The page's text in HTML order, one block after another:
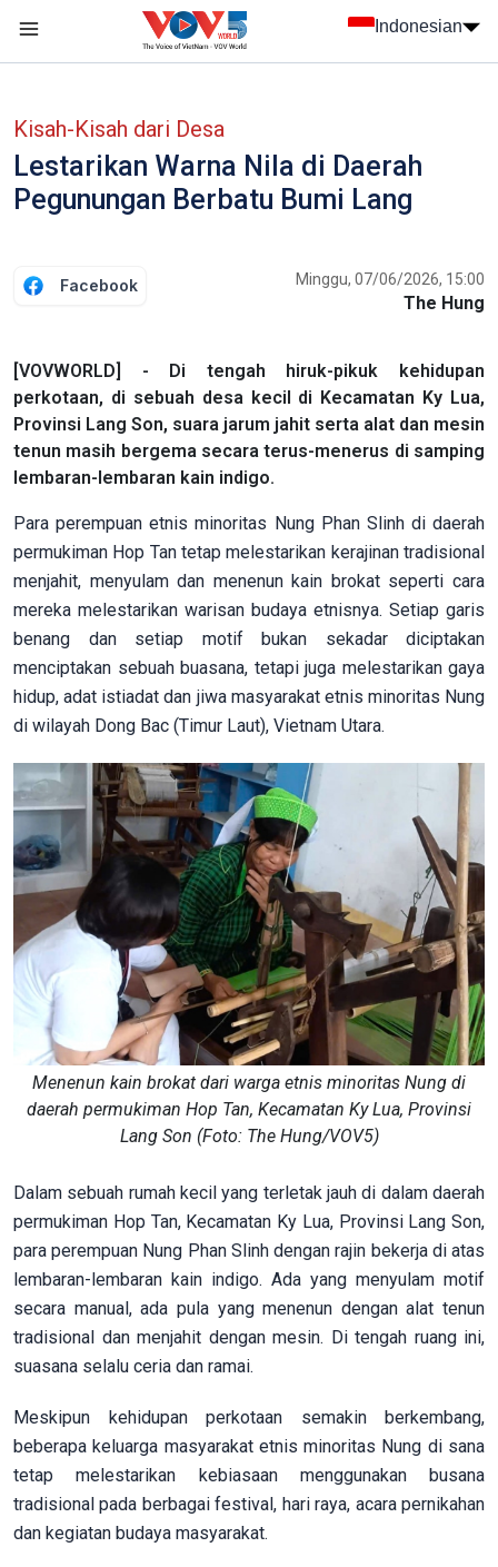
Indonesian
Kisah-Kisah dari Desa
Lestarikan Warna Nila di Daerah
Pegunungan Berbatu Bumi Lang
Facebook Minggu, 07/06/2026, 15:00
The Hung
[VOVWORLD] - Di tengah hiruk-pikuk kehidupan
perkotaan, di sebuah desa kecil di Kecamatan Ky Lua,
Provinsi Lang Son, suara jarum jahit serta alat dan mesin
tenun masih bergema secara terus-menerus di samping
lembaran-lembaran kain indigo.
Para perempuan etnis minoritas Nung Phan Slinh di daerah
permukiman Hop Tan tetap melestarikan kerajinan tradisional
menjahit, menyulam dan menenun kain brokat seperti cara
mereka melestarikan warisan budaya etnisnya. Setiap garis
benang dan setiap motif bukan sekadar diciptakan
menciptakan sebuah buasana, tetapi juga melestarikan gaya
hidup, adat istiadat dan jiwa masyarakat etnis minoritas Nung
di wilayah Dong Bac (Timur Laut), Vietnam Utara.
Menenun kain brokat dari warga etnis minoritas Nung di
daerah permukiman Hop Tan, Kecamatan Ky Lua, Provinsi
Lang Son (Foto: The Hung/VOV5)
Dalam sebuah rumah kecil yang terletak jauh di dalam daerah
permukiman Hop Tan, Kecamatan Ky Lua, Provinsi Lang Son,
para perempuan Nung Phan Slinh dengan rajin bekerja di atas
lembaran-lembaran kain indigo. Ada yang menyulam motif
secara manual, ada pula yang menenun dengan alat tenun
tradisional dan menjahit dengan mesin. Di tengah ruang ini,
suasana selalu ceria dan ramai.
Meskipun kehidupan perkotaan semakin berkembang,
beberapa keluarga masyarakat etnis minoritas Nung di sana
tetap melestarikan kebiasaan menggunakan busana
tradisional pada berbagai festival, hari raya, acara pernikahan
dan kegiatan budaya masyarakat.